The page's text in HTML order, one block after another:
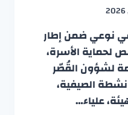
نوعي ضمن إطار
لحماية الأسرة،
لشؤون القُصّر
الصيفية،
علياء…